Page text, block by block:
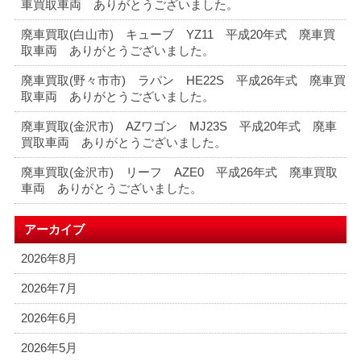
車買取車両 ありがとうございました。
廃車買取(白山市) キューブ YZ11 平成20年式 廃車買
取車両 ありがとうございました。
廃車買取(野々市市) ラパン HE22S 平成26年式 廃車買
取車両 ありがとうございました。
廃車買取(金沢市) AZワゴン MJ23S 平成20年式 廃車
買取車両 ありがとうございました。
廃車買取(金沢市) リーフ AZE0 平成26年式 廃車買取
車両 ありがとうございました。
アーカイブ
2026年8月
2026年7月
2026年6月
2026年5月